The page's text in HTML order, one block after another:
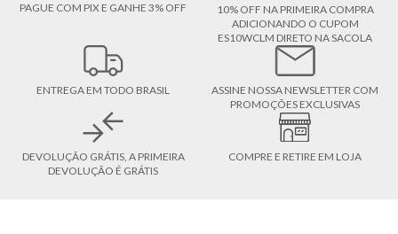
PAGUE COM PIX E GANHE 3% OFF
10% OFF NA PRIMEIRA COMPRA
ADICIONANDO O CUPOM
ES10WCLM DIRETO NA SACOLA
ENTREGA EM TODO BRASIL
ASSINE NOSSA NEWSLETTER COM
PROMOÇÕES EXCLUSIVAS
DEVOLUÇÃO GRÁTIS, A PRIMEIRA
DEVOLUÇÃO É GRÁTIS
COMPRE E RETIRE EM LOJA